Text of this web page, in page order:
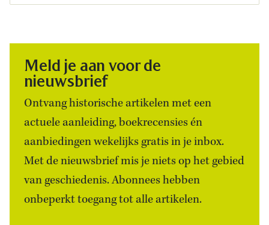
Meld je aan voor de
nieuwsbrief
Ontvang historische artikelen met een
actuele aanleiding, boekrecensies én
aanbiedingen wekelijks gratis in je inbox.
Met de nieuwsbrief mis je niets op het gebied
van geschiedenis. Abonnees hebben
onbeperkt toegang tot alle artikelen.